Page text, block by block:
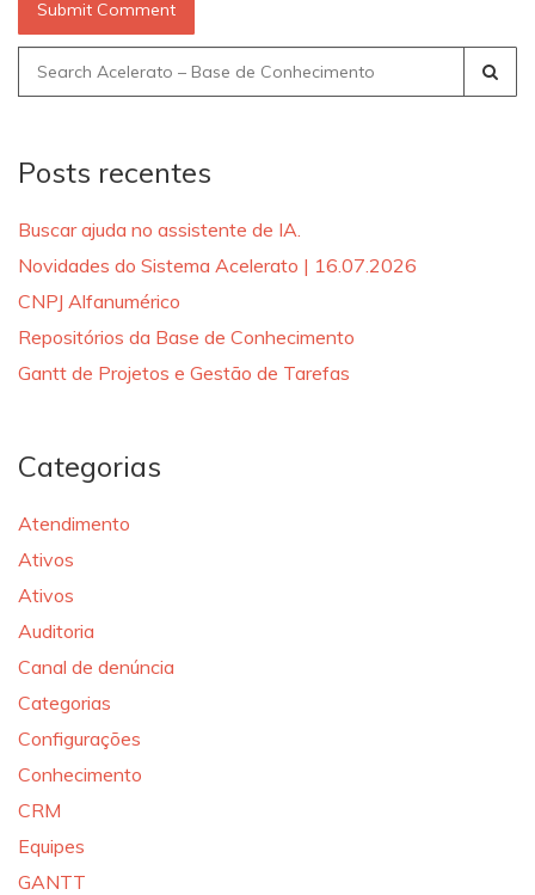
Search
for:
Posts recentes
Buscar ajuda no assistente de IA.
Novidades do Sistema Acelerato | 16.07.2026
CNPJ Alfanumérico
Repositórios da Base de Conhecimento
Gantt de Projetos e Gestão de Tarefas
Categorias
Atendimento
Ativos
Ativos
Auditoria
Canal de denúncia
Categorias
Configurações
Conhecimento
CRM
Equipes
GANTT